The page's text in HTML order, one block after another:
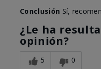
Conclusión Sí,
¿Le ha
opinión?
5 0